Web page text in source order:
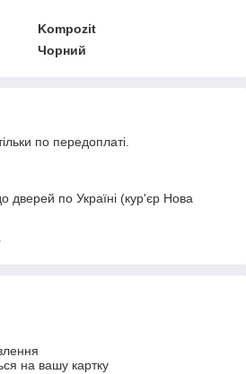
Kompozit
Чорний
по передоплаті.
дверей по Україні (кур'єр Нова
на вашу картку